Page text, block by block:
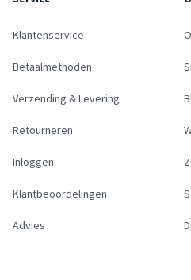
Klantenservice
Betaalmethoden
Verzending & Levering
Retourneren
Inloggen
Klantbeoordelingen
Advies